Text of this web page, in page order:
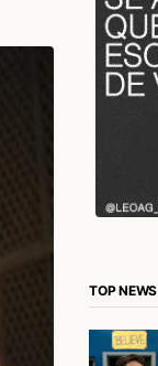
TOP NEWS